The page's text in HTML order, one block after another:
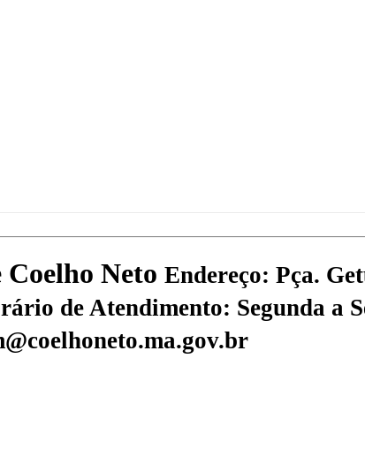
Neto Endereço: Pça.
de Atendimento: Segunda a